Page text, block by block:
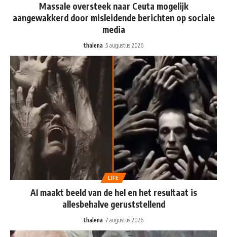
Massale oversteek naar Ceuta mogelijk
aangewakkerd door misleidende berichten op sociale
media
thalena 5 augustus 2026
LIFE
AI maakt beeld van de hel en het resultaat is
allesbehalve geruststellend
thalena 7 augustus 2026